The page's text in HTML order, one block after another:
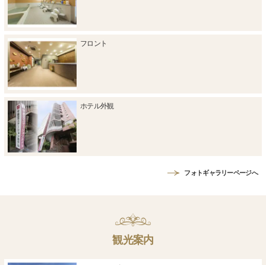
フロント
ホテル外観
フォトギャラリーページへ
観光案内